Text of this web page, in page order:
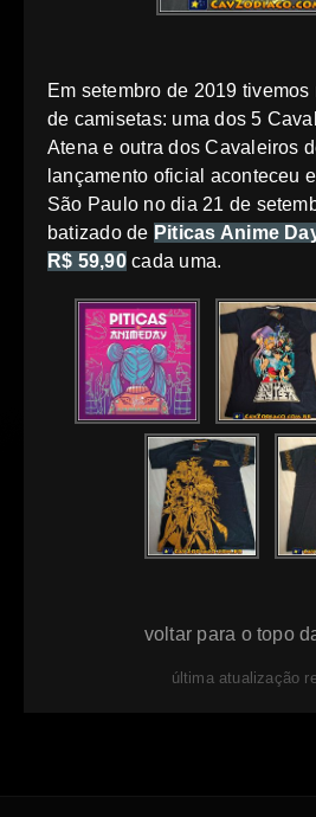
Em setembro de 2019
de camisetas: uma dos 5
Atena e outra dos Cavaleiros
lançamento oficial aconteceu
São Paulo no dia 21 de
batizado de Piticas Anime
R$ 59,90cada uma.
voltar para o topo
última atualização